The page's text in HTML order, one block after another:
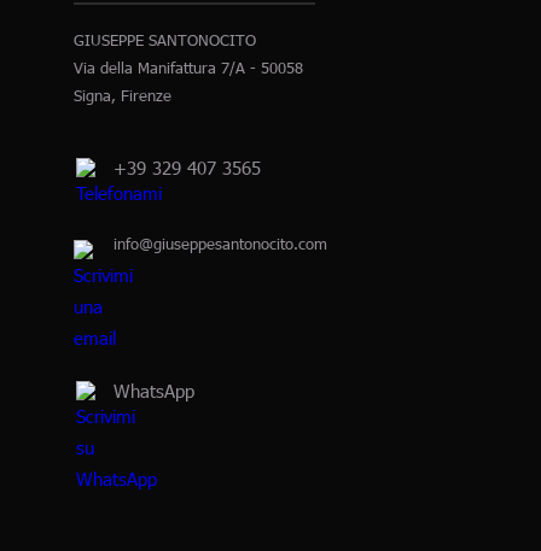
GIUSEPPE SANTONOCITO
Via della Manifattura 7/A - 50058
Signa, Firenze
+39 329 407 3565
info@giuseppesantonocito.com
WhatsApp